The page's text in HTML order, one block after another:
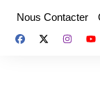
contenu
Nous Contacter